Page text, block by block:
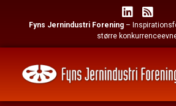
Fyns Jernindustri Forening –
større